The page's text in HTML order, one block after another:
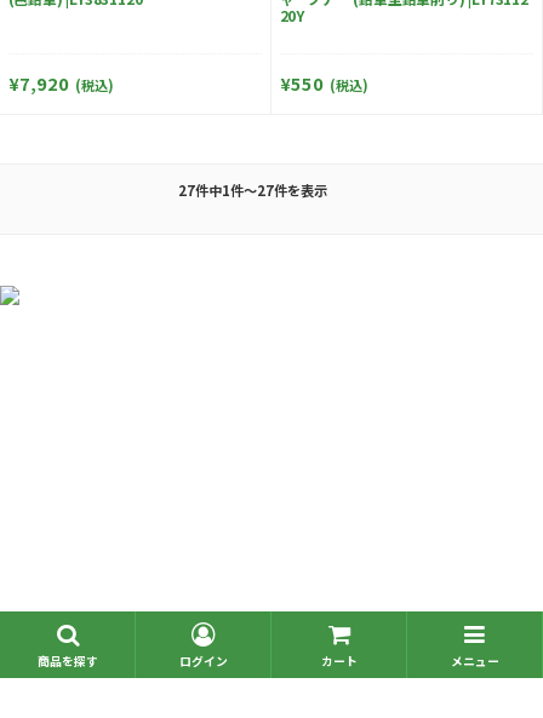
¥7,920 (税込)
20Y
¥550 (税込)
27件中1件～27件を表示